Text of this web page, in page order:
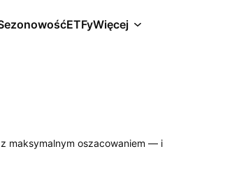
ETFyWięcej
maksymalnym oszacowaniem — i